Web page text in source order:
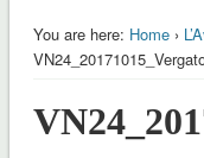
You are here: Home›